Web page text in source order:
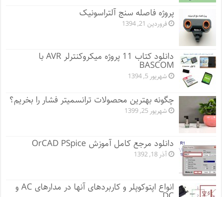
پروژه فاصله سنج آلتراسونیک
فروردین 21, 1394
دانلود کتاب 11 پروژه میکروکنترلر AVR با
BASCOM
شهریور 5, 1394
چگونه بهترین محصولات ترانسمیتر فشار را بخریم؟
شهریور 25, 1399
دانلود مرجع کامل آموزش OrCAD PSpice
آذر 18, 1392
انواع اپتوکوپلر و کاربردهای آنها در مدارهای AC و